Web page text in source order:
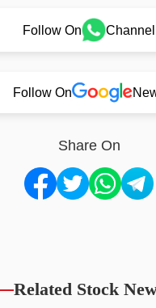
Follow On Channel
Follow On
Share On
Related Stock